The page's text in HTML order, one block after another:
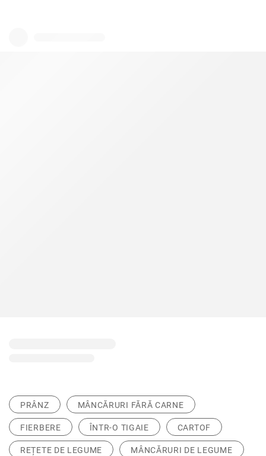
PRÂNZ MÂNCĂRURI FĂRĂ CARNE
FIERBERE ÎNTR-O TIGAIE CARTOF
REȚETE DE LEGUME MÂNCĂRURI DE LEGUME